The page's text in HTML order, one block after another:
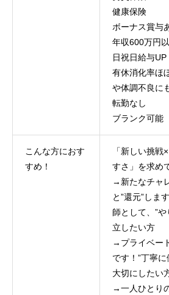
健康保険
ボーナス賞与
年収600万円
日祝日給与UP
有休消化率ほ
や体調不良に
転勤なし
ブランク可能
こんな方におす
すめ！
「新しい挑
すさ」を求め
→新たなチャ
と”還元”しま
師として、”や
立したい方
→プライベー
です！”丁寧
大切にしたい
→一人ひとり